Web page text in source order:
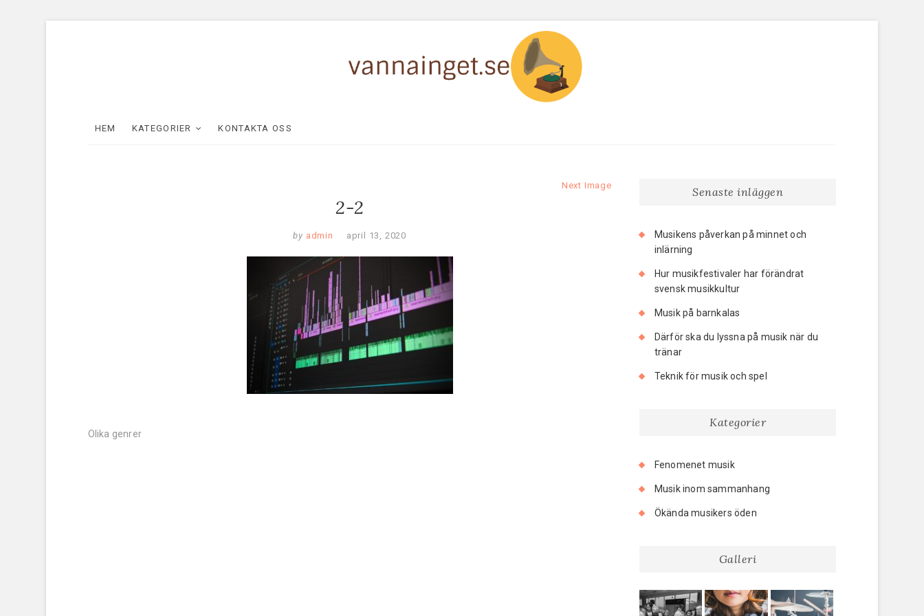
HEM KATEGORIER KONTAKTA OSS
Next Image
2-2
by admin april 13, 2020
Olika genrer
Senaste inläggen
Musikens påverkan på minnet och
inlärning
Hur musikfestivaler har förändrat
svensk musikkultur
Musik på barnkalas
Därför ska du lyssna på musik när du
tränar
Teknik för musik och spel
Kategorier
Fenomenet musik
Musik inom sammanhang
Ökända musikers öden
Galleri